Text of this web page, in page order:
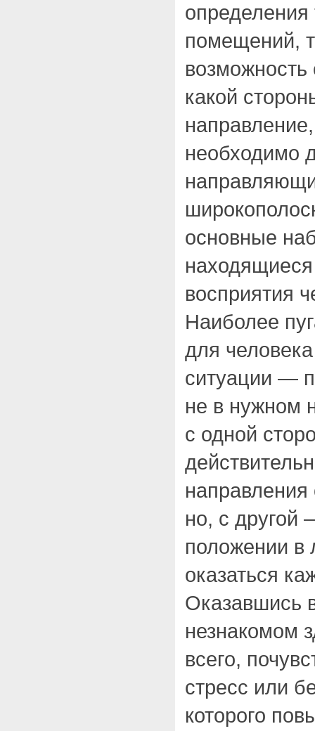
определения
помещений,
возможность
какой
необходимо
основные
восприятия
Наиболее
для
ситуации —
не в нужном
с одной
направления
но, с другой
положении
оказаться
Оказавшись
незнакомом
всего,
стресс или
которого